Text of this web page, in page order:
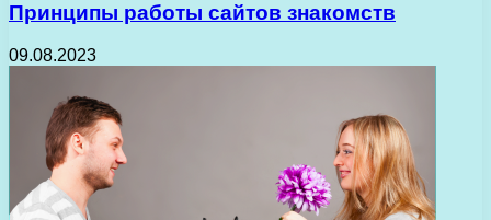
Принципы работы сайтов знакомств
09.08.2023